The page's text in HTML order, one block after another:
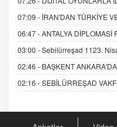
07:09 - İRAN'DAN TÜRKİYE
06:47 -ANTALYA DİPLOMASİ
03:00 -Sebilürreşad 1123.
02:46 - BAŞKENT
02:16 -SEBİLÜRREŞAD